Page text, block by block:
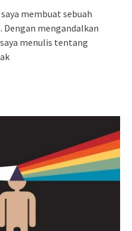
membuat sebuah
Dengan mengandalkan
menulis tentang